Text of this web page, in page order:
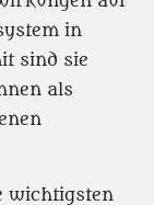
in
sind sie
als
wichtigsten